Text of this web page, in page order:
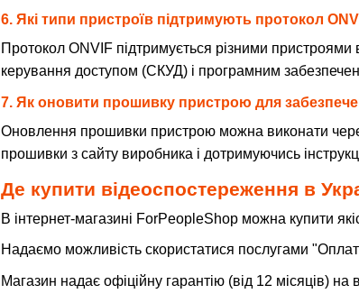
6. Які типи пристроїв підтримують протокол
Протокол ONVIF підтримується різними
керування доступом (СКУД) і програмним
7. Як оновити прошивку пристрою для
Оновлення прошивки пристрою можна виконати
прошивки з сайту виробника і дотримуючись
Де купити відеоспостереження в
В інтернет-магазині ForPeopleShop можна купити
Надаємо можливість скористатися послугами
Магазин надає офіційну гарантію (від 12 місяців) на